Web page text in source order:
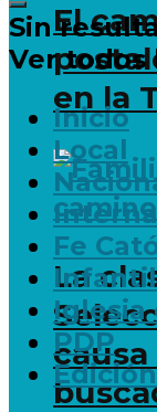
El
en la
La
causa
Sin
Ver todos
Inicio
Local
Fe
Infantil
Iglesia
PDP